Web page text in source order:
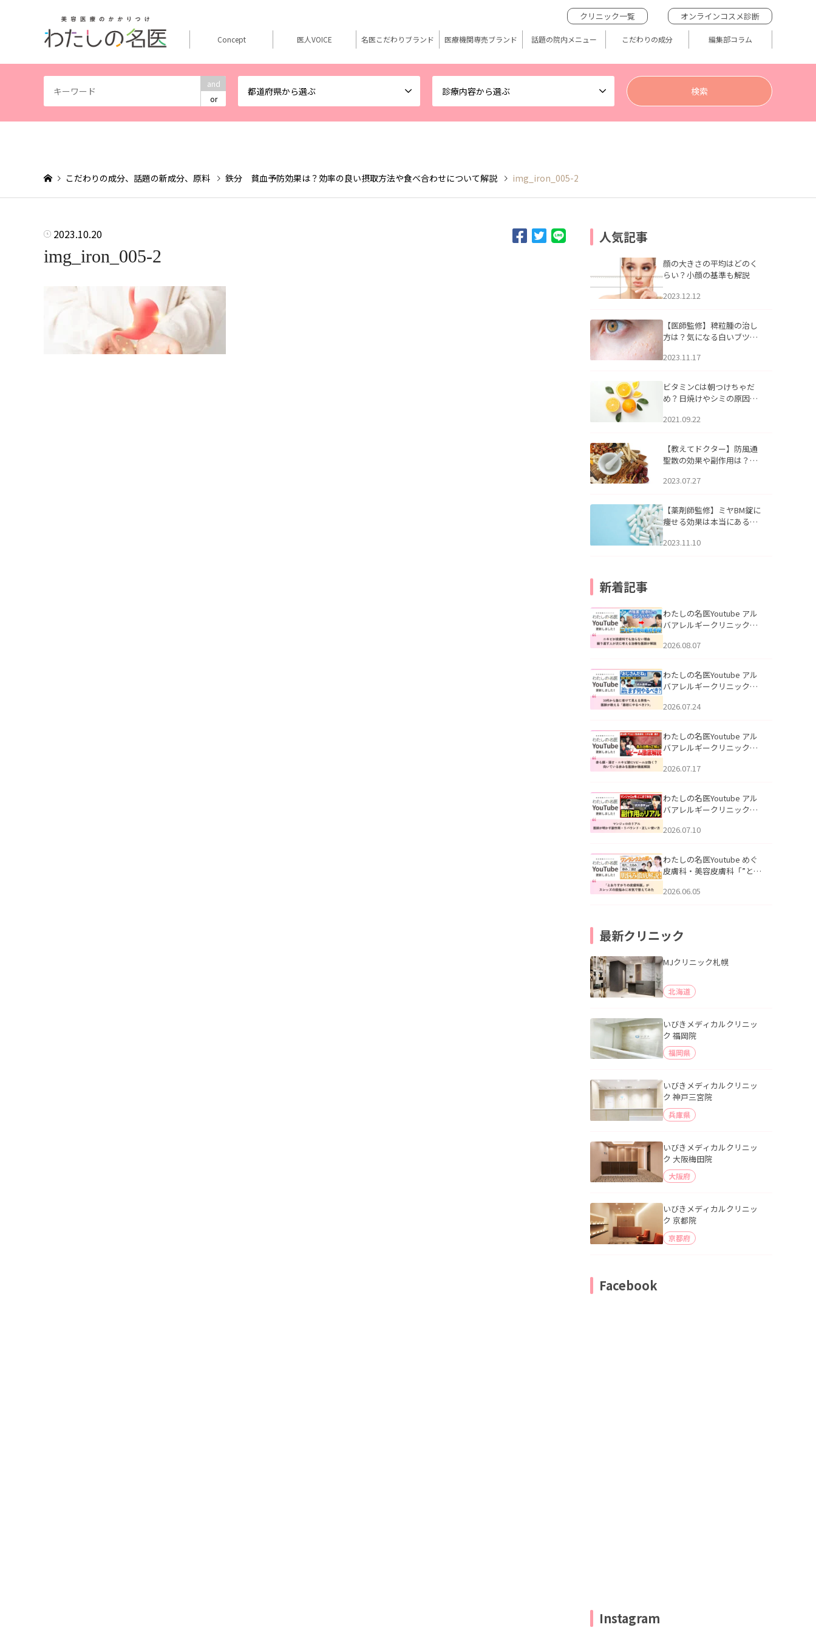
and
or
都道府県から選ぶ 診療内容から選ぶ
クリニック一覧 オンラインコスメ診断
Concept 医人VOICE 名医こだわりブランド 医療機関専売ブランド 話題の院内メニュー こだわりの成分 編集部コラム
こだわりの成分、話題の新成分、原料 鉄分 貧血予防効果は？効率の良い摂取方法や食べ合わせについて解説 img_iron_005-2
2023.10.20
img_iron_005-2
人気記事
顔の大きさの平均はどのく
らい？小顔の基準も解説
2023.12.12
【医師監修】稗粒腫の治し
方は？気になる白いブツブ
アについて
2023.11.17
ビタミンCは朝つけちゃだ
め？日焼けやシミの原因に
2021.09.22
【教えてドクター】防風通
聖散の効果や副作用は？長
2023.07.27
【薬剤師監修】ミヤBM錠に
痩せる効果は本当にある
2023.11.10
新着記事
わたしの名医Youtube アル
バアレルギークリニック札
らない理由｜繰り返す人が
説」を公開いたしました。
2026.08.07
わたしの名医Youtube アル
バアレルギークリニック札
える男性へ｜医師が教える
公開いたしました。
2026.07.24
わたしの名医Youtube アル
バアレルギークリニック札
跡にVビームは効く？向いて
説」を公開いたしました。
2026.07.17
わたしの名医Youtube アル
バアレルギークリニック札
医師が明かす副作用・リバ
公開いたしました。
2026.07.10
わたしの名医Youtube めぐ
皮膚科・美容皮膚科「”とお
ッズの肌悩みに本気で答え
2026.06.05
最新クリニック
MJクリニック札幌
北海道
いびきメディカルクリニッ
ク 福岡院
福岡県
いびきメディカルクリニッ
ク 神戸三宮院
兵庫県
いびきメディカルクリニッ
ク 大阪梅田院
大阪府
いびきメディカルクリニッ
ク 京都院
京都府
Facebook
Instagram